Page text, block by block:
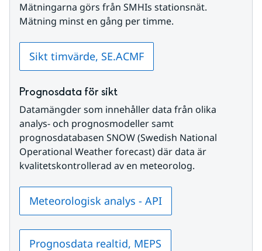
Mätningarna görs från SMHIs stationsnät.
Mätning minst en gång per timme.
Sikt timvärde, SE.ACMF
Prognosdata för sikt
Datamängder som innehåller data från olika
analys- och prognosmodeller samt
prognosdatabasen SNOW (Swedish National
Operational Weather forecast) där data är
kvalitetskontrollerad av en meteorolog.
Meteorologisk analys - API
Prognosdata realtid, MEPS